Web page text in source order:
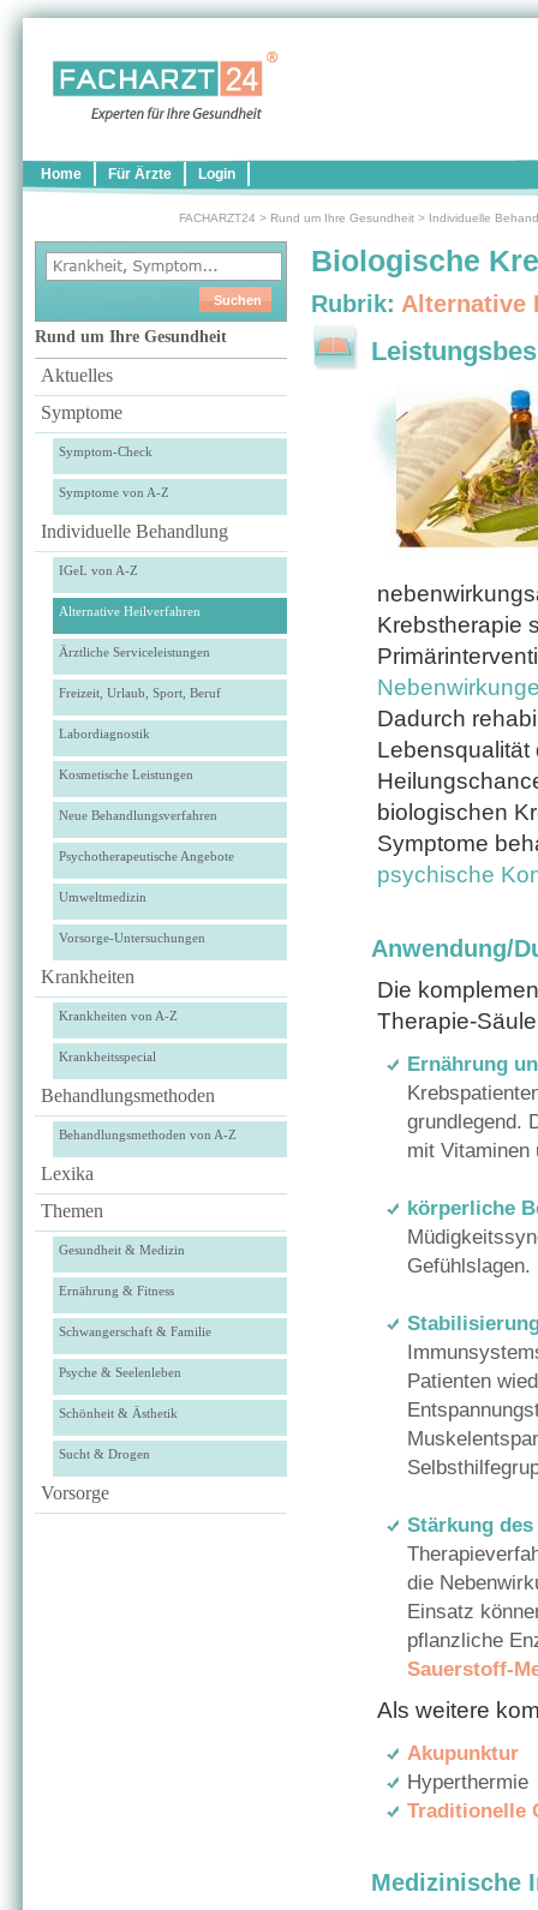
Home Für Ärzte Login
FACHARZT24 > Rund um Ihre Gesundheit > Individuelle
Rund um Ihre Gesundheit
Aktuelles
Symptome
Symptom-Check
Symptome von A-Z
Individuelle Behandlung
IGeL von A-Z
Alternative Heilverfahren
Ärztliche Serviceleistungen
Freizeit, Urlaub, Sport, Beruf
Labordiagnostik
Kosmetische Leistungen
Neue Behandlungsverfahren
Psychotherapeutische Angebote
Umweltmedizin
Vorsorge-Untersuchungen
Krankheiten
Krankheiten von A-Z
Krankheitsspecial
Behandlungsmethoden
Behandlungsmethoden von A-Z
Lexika
Themen
Gesundheit & Medizin
Ernährung & Fitness
Schwangerschaft & Familie
Psyche & Seelenleben
Schönheit & Ästhetik
Sucht & Drogen
Vorsorge
Biologische
Rubrik: Alternative
Krebstherapie
Dadurch
Lebensqualität
biologischen
Symptome
psychische
Anwendung/
Die
Therapie-
Ernährung
grundlegend.
mit Vitaminen
körperliche
Gefühlslagen.
Patienten
Stärkung
die
Einsatz
pflanzliche
Sauerstoff-
Als weitere
Akupunktur
Hyperthermie
Traditionelle
Medizinische